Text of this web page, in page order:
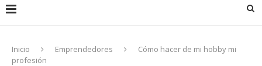
Inicio Emprendedores
Cómo hacer de mi hobby mi
profesión